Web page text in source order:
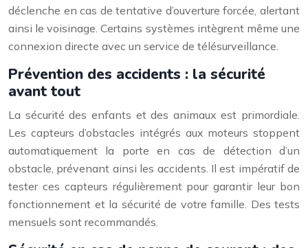
déclenche en cas de tentative d’ouverture forcée, alertant
ainsi le voisinage. Certains systèmes intègrent même une
connexion directe avec un service de télésurveillance.
Prévention des accidents : la sécurité
avant tout
La sécurité des enfants et des animaux est primordiale.
Les capteurs d’obstacles intégrés aux moteurs stoppent
automatiquement la porte en cas de détection d’un
obstacle, prévenant ainsi les accidents. Il est impératif de
tester ces capteurs régulièrement pour garantir leur bon
fonctionnement et la sécurité de votre famille. Des tests
mensuels sont recommandés.